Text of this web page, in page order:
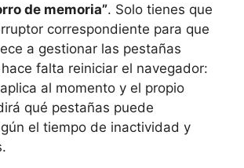
de memoria”. Solo tienes que
correspondiente para que
a gestionar las pestañas
falta reiniciar el navegador:
al momento y el propio
qué pestañas puede
el tiempo de inactividad y